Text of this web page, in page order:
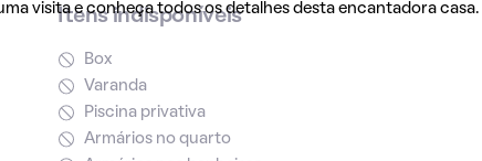
visita e conheça todos os detalhes desta encantadora casa.
Itens indisponíveis
Box
Varanda
Piscina privativa
Armários no quarto